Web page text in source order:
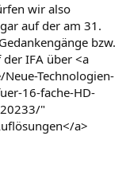
wir also
auf der am 31.
bzw.
IFA über <a
Technologien-
16-fache-HD-
"
a>